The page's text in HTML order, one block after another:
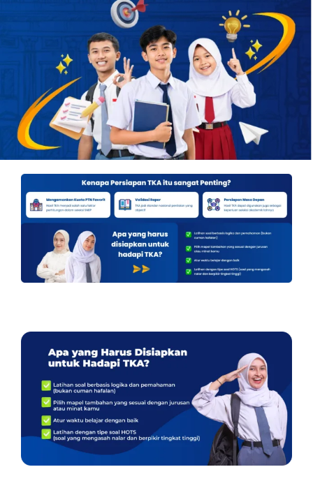
OUR PROGRAM
REGISTRATION
CONTACT US